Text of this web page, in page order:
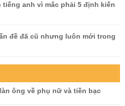
anh vì mắc phải 5 định kiến
đề đã cũ nhưng luôn mới trong
ông về phụ nữ và tiền bạc